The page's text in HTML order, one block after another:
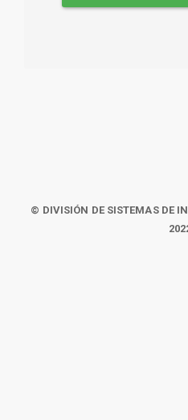
© DIVISIÓN DE SISTEMAS DE